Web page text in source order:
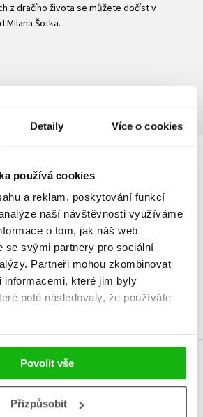
Detaily Více o cookies
používá cookies
a reklam, poskytování funkcí
naší návštěvnosti využíváme
o tom, jak náš web
se svými partnery pro sociální
Partneři mohou zkombinovat
informacemi, které jim byly
poté následovaly, že používáte
Povolit vše
Přizpůsobit
z dračího života se můžete dočíst v
Milana Šotka.
vytvořena žádná uživatelská hodnocení.
vkládat pouze registrovaní uživatelé
BY VÁS TAKÉ ZAJÍMAT